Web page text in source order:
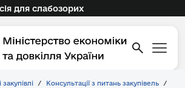
для слабозорих
закупівлі / Консультації з питань закупівель
/